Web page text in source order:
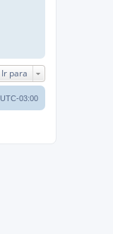
Ir para
UTC-03:00